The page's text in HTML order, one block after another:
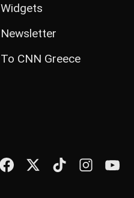
Widgets
Newsletter
Το CNN Greece